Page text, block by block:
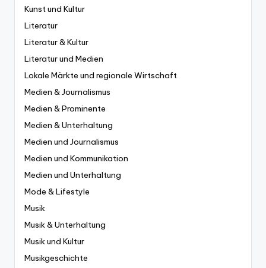
Kunst und Kultur
Literatur
Literatur & Kultur
Literatur und Medien
Lokale Märkte und regionale Wirtschaft
Medien & Journalismus
Medien & Prominente
Medien & Unterhaltung
Medien und Journalismus
Medien und Kommunikation
Medien und Unterhaltung
Mode & Lifestyle
Musik
Musik & Unterhaltung
Musik und Kultur
Musikgeschichte